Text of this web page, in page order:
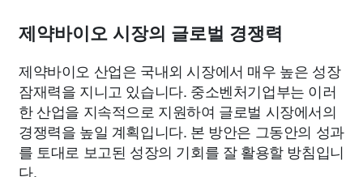
제약바이오 시장의 글로벌 경쟁력
제약바이오 산업은 국내외 시장에서 매우 높은 성장
잠재력을 지니고 있습니다. 중소벤처기업부는 이러
한 산업을 지속적으로 지원하여 글로벌 시장에서의
경쟁력을 높일 계획입니다. 본 방안은 그동안의 성과
를 토대로 보고된 성장의 기회를 잘 활용할 방침입니
다.